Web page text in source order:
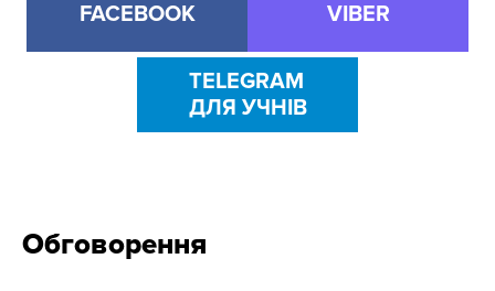
FACEBOOK VIBER
TELEGRAM
ДЛЯ УЧНІВ
Обговорення